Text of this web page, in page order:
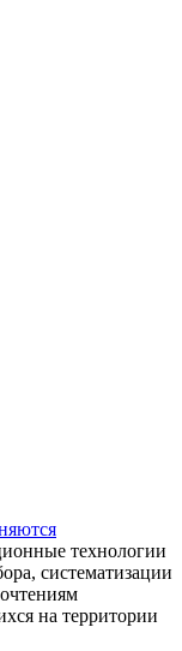
технологии
систематизации
на территории